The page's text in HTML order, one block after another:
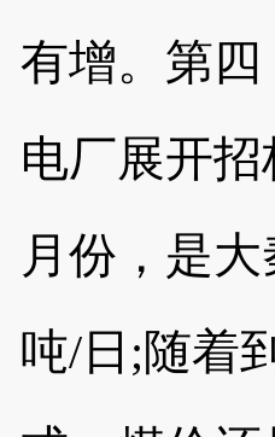
有增。第
电厂展开
月份，是
吨/日;随着